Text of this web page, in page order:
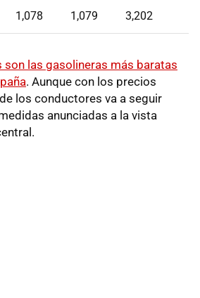
1,078 1,079 3,202
son las gasolineras más baratas
. Aunque con los precios
los conductores va a seguir
anunciadas a la vista